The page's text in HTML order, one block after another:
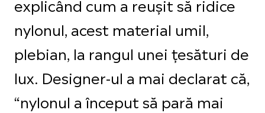
nylonul, acest material umil,
plebian, la rangul unei țesături de
lux. Designer-ul a mai declarat că,
“nylonul a început să pară mai